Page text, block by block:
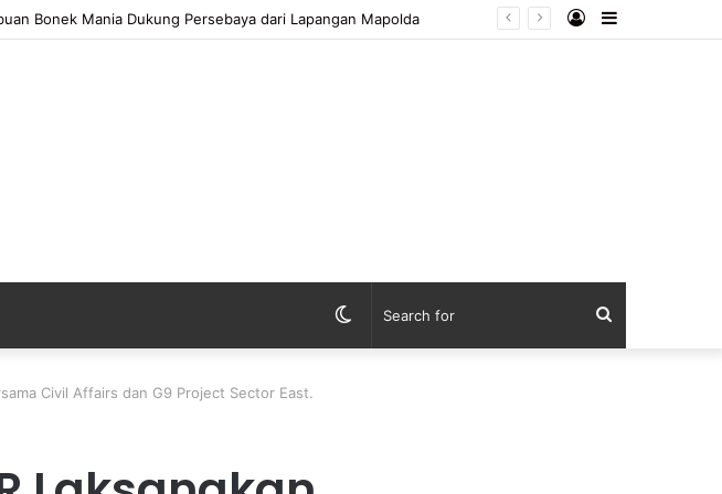
Bonek Mania Dukung Persebaya dari Lapangan Mapolda Sidebar
Log
Search
Switch
Civil Affairs dan G9 Project Sector East.